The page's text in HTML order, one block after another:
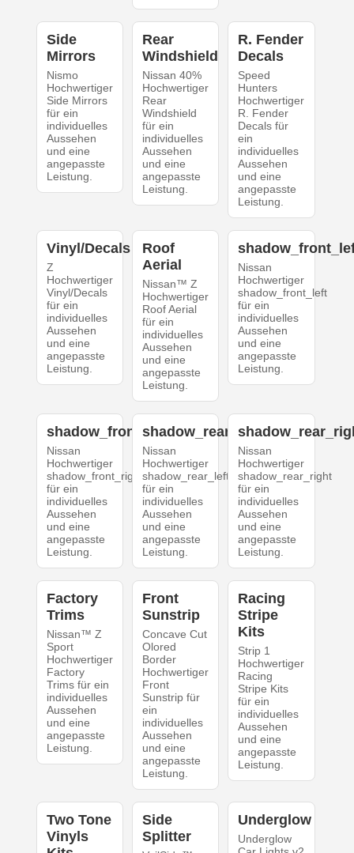
Side
Mirrors
Nismo
Hochwertiger
Side Mirrors
für ein
individuelles
Aussehen
und eine
angepasste
Leistung.
Rear
Windshield
Nissan 40%
Hochwertiger
Rear
Windshield
für ein
individuelles
Aussehen
und eine
angepasste
Leistung.
R. Fender
Decals
Speed
Hunters
Hochwertiger
R. Fender
Decals für
ein
individuelles
Aussehen
und eine
angepasste
Leistung.
Vinyl/Decals
Z
Hochwertiger
Vinyl/Decals
für ein
individuelles
Aussehen
und eine
angepasste
Leistung.
Roof
Aerial
Nissan™ Z
Hochwertiger
Roof Aerial
für ein
individuelles
Aussehen
und eine
angepasste
Leistung.
Nissan
Hochwertiger
shadow_front_left
für ein
individuelles
Aussehen
und eine
angepasste
Leistung.
shadow_front_right
Nissan
Hochwertiger
shadow_front_right
für ein
individuelles
Aussehen
und eine
angepasste
Leistung.
shadow_rear_left
Nissan
Hochwertiger
shadow_rear_left
für ein
individuelles
Aussehen
und eine
angepasste
Leistung.
Nissan
Hochwertiger
shadow_rear_right
für ein
individuelles
Aussehen
und eine
angepasste
Leistung.
Factory
Trims
Nissan™ Z
Sport
Hochwertiger
Factory
Trims für ein
individuelles
Aussehen
und eine
angepasste
Leistung.
Front
Sunstrip
Concave Cut
Olored
Border
Hochwertiger
Front
Sunstrip für
ein
individuelles
Aussehen
und eine
angepasste
Leistung.
Racing
Stripe
Kits
Strip 1
Hochwertiger
Racing
Stripe Kits
für ein
individuelles
Aussehen
und eine
angepasste
Leistung.
Two Tone
Vinyls
Side
Splitter
Underglow
Underglow